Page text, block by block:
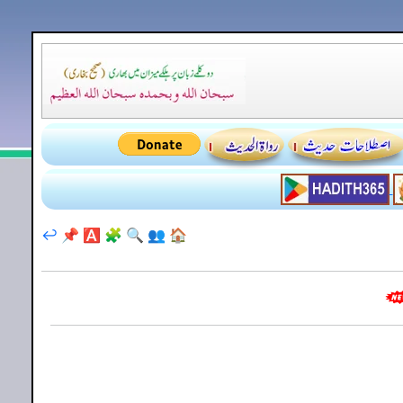
🏠
👥
🔍
🧩
🅰️
📌
↩️